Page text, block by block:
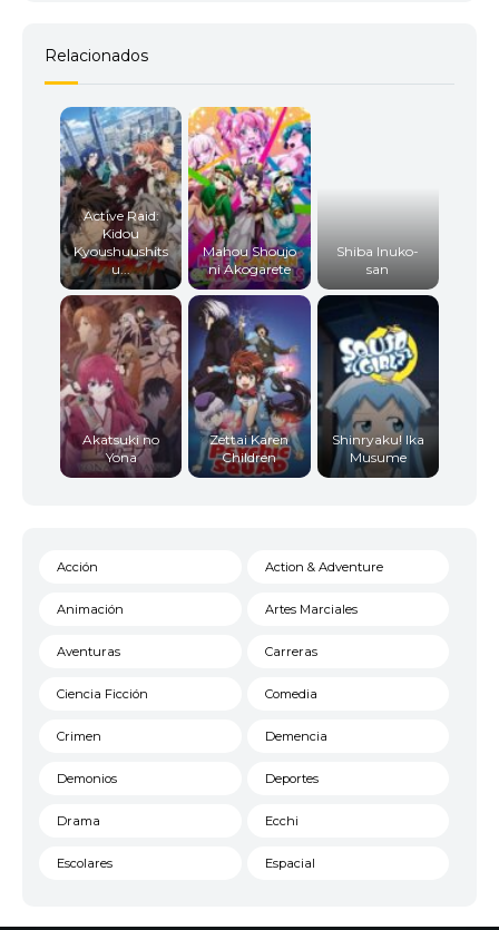
Relacionados
Active Raid:
Kidou
Kyoushuushits
u...
Mahou Shoujo
ni Akogarete
Shiba Inuko-
san
Akatsuki no
Yona
Zettai Karen
Children
Shinryaku! Ika
Musume
Acción Action & Adventure
Animación Artes Marciales
Aventuras Carreras
Ciencia Ficción Comedia
Crimen Demencia
Demonios Deportes
Drama Ecchi
Escolares Espacial